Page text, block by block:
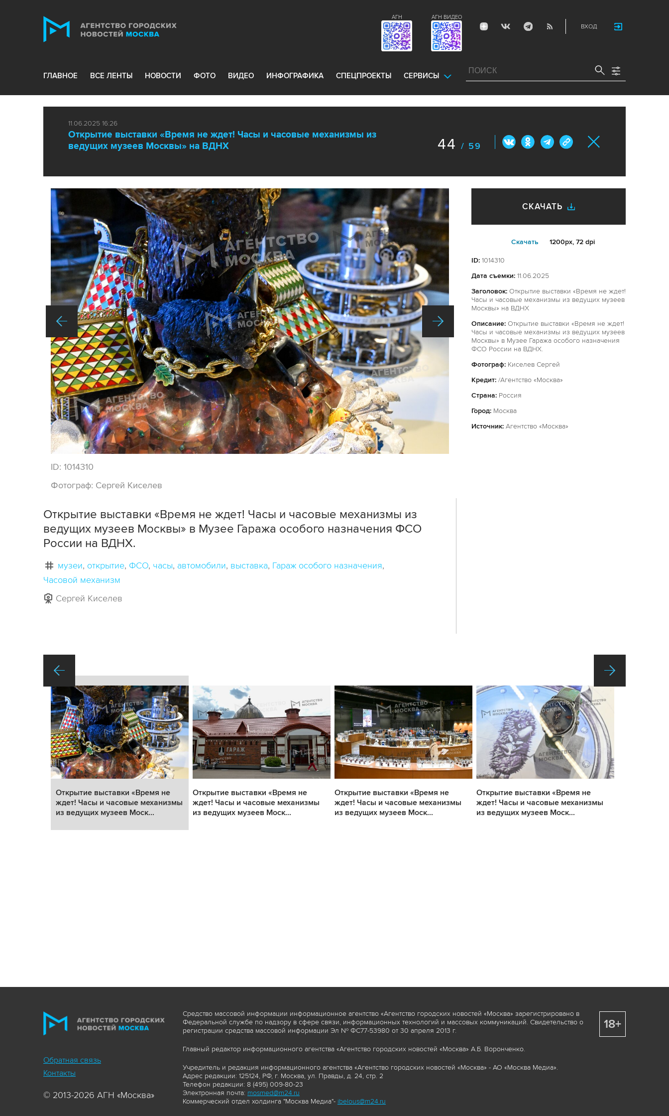
ВХОД
АГН ВИДЕО
АГН
ГЛАВНОЕ ВСЕ ЛЕНТЫ НОВОСТИ ФОТО ВИДЕО ИНФОГРАФИКА СПЕЦПРОЕКТЫ СЕРВИСЫ
11.06.2025 16:26
Открытие выставки «Время не ждет! Часы и часовые механизмы из
ведущих музеев Москвы» на ВДНХ
44 / 59
ID: 1014310
Фотограф: Сергей Киселев
СКАЧАТЬ
Cкачать 1200px, 72 dpi
ID: 1014310
Дата съемки: 11.06.2025
Заголовок: Открытие выставки «Время не ждет!
Часы и часовые механизмы из ведущих музеев
Москвы» на ВДНХ
Описание: Открытие выставки «Время не ждет!
Часы и часовые механизмы из ведущих музеев
Москвы» в Музее Гаража особого назначения
ФСО России на ВДНХ.
Фотограф: Киселев Сергей
Кредит: /Агентство «Москва»
Страна: Россия
Город: Москва
Источник: Агентство «Москва»
Открытие выставки «Время не ждет! Часы и часовые механизмы из
ведущих музеев Москвы» в Музее Гаража особого назначения ФСО
России на ВДНХ.
музеи открытие ФСО часы автомобили выставка Гараж особого назначения
Часовой механизм
Сергей Киселев
Открытие выставки «Время не
ждет! Часы и часовые механизмы
из ведущих музеев Моск...
Открытие выставки «Время не
ждет! Часы и часовые механизмы
из ведущих музеев Моск...
Открытие выставки «Время не
ждет! Часы и часовые механизмы
из ведущих музеев Моск...
Открытие выставки «Время не
ждет! Часы и часовые механизмы
из ведущих музеев Моск...
Обратная связь
Контакты
© 2013-2026 АГН «Москва»
Средство массовой информации информационное агентство «Агентство городских новостей «Москва» зарегистрировано в
Федеральной службе по надзору в сфере связи, информационных технологий и массовых коммуникаций. Свидетельство о
регистрации средства массовой информации Эл № ФС77-53980 от 30 апреля 2013 г.
Главный редактор информационного агентства «Агентство городских новостей «Москва» А.Б. Воронченко.
Учредитель и редакция информационного агентства «Агентство городских новостей «Москва» - АО «Москва Медиа».
Адрес редакции: 125124, РФ, г. Москва, ул. Правды, д. 24, стр. 2
Телефон редакции: 8 (495) 009-80-23
Электронная почта: mosmed@m24.ru
Коммерческий отдел холдинга "Москва Медиа"- ibelous@m24.ru
18+